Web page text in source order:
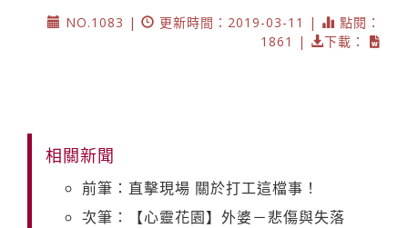
NO.1083 |
更新時間：2019-03-11 |
點閱：
1861 |
下載：
相關新聞
前筆：直擊現場 關於打工這檔事！
次筆：【心靈花園】外婆－悲傷與失落